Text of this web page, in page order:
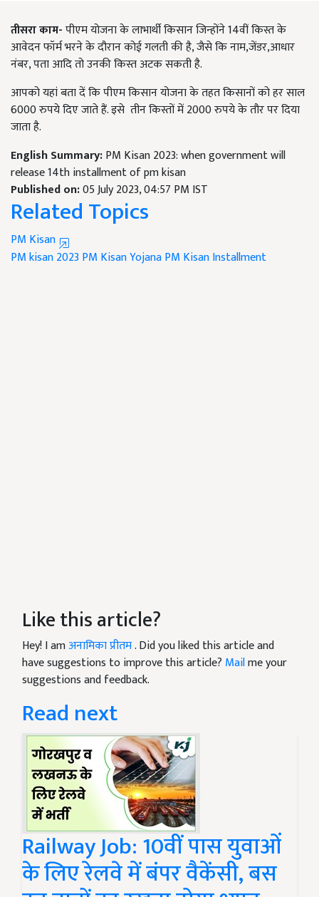
तीसरा काम-पीएम योजना के लाभार्थी किसान जिन्होंने 14वीं किस्त के
आवेदन फॉर्म भरने के दौरान कोई गलती की है, जैसे कि नाम,जेंडर,आधार
नंबर, पता आदि तो उनकी किस्त अटक सकती है.
आपको यहां बता दें कि पीएम किसान योजना के तहत किसानों को हर साल
6000 रुपये दिए जाते हैं. इसे तीन किस्तों में 2000 रुपये के तौर पर दिया
जाता है.
English Summary:PM Kisan 2023: when government will
release 14th installment of pm kisan
Published on:05 July 2023, 04:57 PM IST
Related Topics
PM Kisan
PM kisan 2023 PM Kisan YojanaPM Kisan Installment
Like this article?
Hey! I amअनामिका प्रीतम. Did you liked this article and
have suggestions to improve this article? Mailme your
suggestions and feedback.
Read next
Railway Job: 10वीं पास युवाओं
के लिए रेलवे में बंपर वैकेंसी, बस